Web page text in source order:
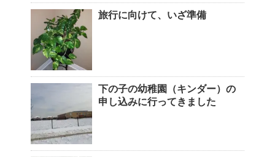
旅行に向けて、いざ準備
下の子の幼稚園（キンダー）の
申し込みに行ってきました